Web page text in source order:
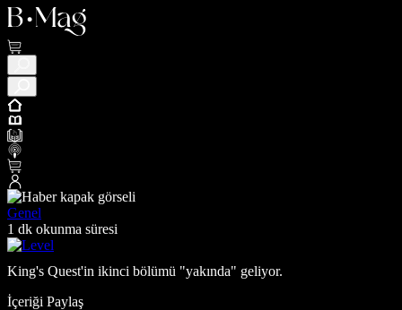
Genel
1 dk okunma süresi
King's Quest'in ikinci bölümü "yakında" geliyor.
İçeriği Paylaş